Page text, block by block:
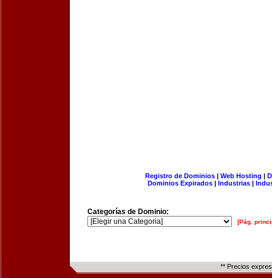
Registro de Dominios| Web Hosting |
Dominios Expirados | Industrias |
Categorías de Dominio:
[Pág.
** Precios